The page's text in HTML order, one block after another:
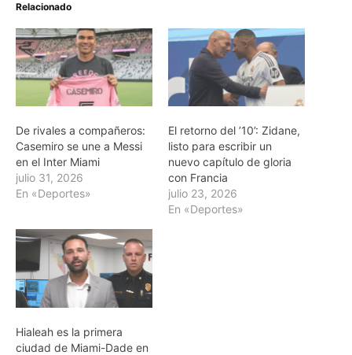
Relacionado
De rivales a compañeros:
Casemiro se une a Messi
en el Inter Miami
julio 31, 2026
En «Deportes»
El retorno del ’10’: Zidane,
listo para escribir un
nuevo capítulo de gloria
con Francia
julio 23, 2026
En «Deportes»
Hialeah es la primera
ciudad de Miami-Dade en